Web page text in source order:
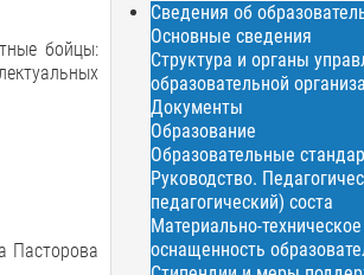
бойцы:
Пасторова
Сведения об
Основные сведения
Структура и органы
образовательной
Документы
Образование
Образовательные
Руководство.
педагогический) соста
Материально-
оснащенность